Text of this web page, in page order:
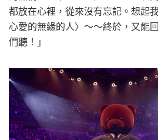
都放在心裡，從來沒有忘記。想起
心愛的無緣的人〉～～終於，又能
們聽！」